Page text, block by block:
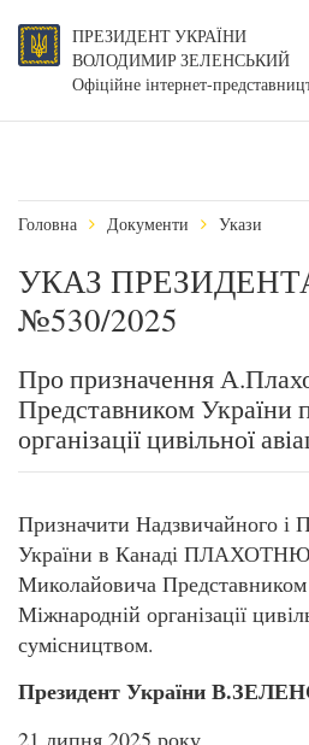
ПРЕЗИДЕНТ УКРАЇНИ
ВОЛОДИМИР ЗЕЛЕНСЬКИЙ
Офіційне інтернет-
Головна Документи Укази
УКАЗ
№530/2025
Про призначення
Представником України
організації цивільної
Призначити Надзвичайного і
України в Канаді
Миколайовича
Міжнародній організації
сумісництвом.
Президент України
21 липня 2025 року